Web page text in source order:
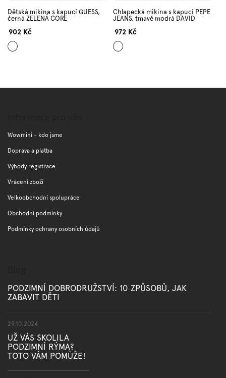
Dětská mikina s kapucí GUESS,
černá ZELENÁ CORE
902 Kč
Černá
Chlapecká mikina s kapucí PEPE
JEANS, tmavě modrá DAVID
972 Kč
Tmavě
modrá
Wowmini - kdo jsme
Doprava a platba
Výhody registrace
Vrácení zboží
Velkoobchodní spolupráce
Obchodní podmínky
Podmínky ochrany osobních údajů
PODZIMNÍ DOBRODRUŽSTVÍ: 10 ZPŮSOBŮ, JAK
ZABAVIT DĚTI
29.10.2024
UŽ VÁS SKOLILA
PODZIMNÍ RÝMA?
TOTO VÁM POMŮŽE!